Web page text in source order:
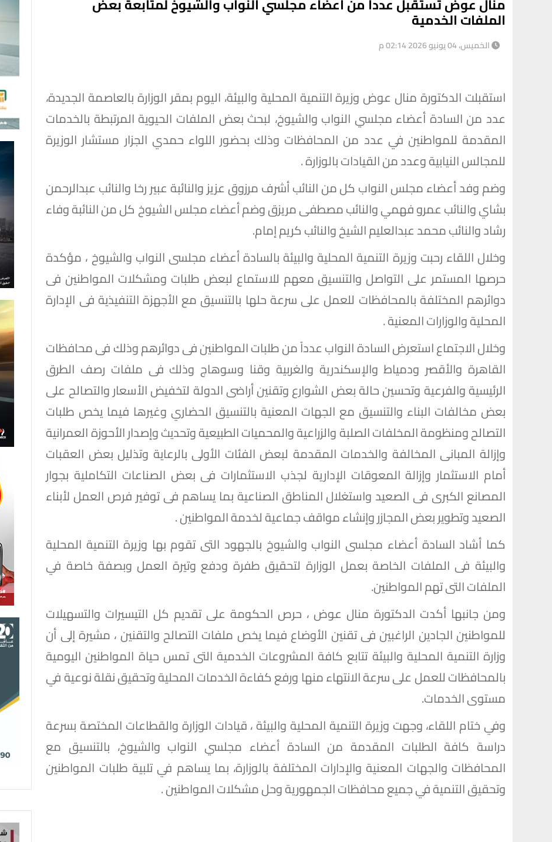
الملفات الخدمية
الخميس، 04 يونيو 2026 02:14 م
استقبلت الدكتورة منال عوض وزيرة التنمية المحلية والبيئة، اليوم بمقر الوزارة بالعاصمة الجديدة،
عدد من السادة أعضاء مجلسي النواب والشيوخ، لبحث بعض الملفات الحيوية المرتبطة بالخدمات
المقدمة للمواطنين في عدد من المحافظات وذلك بحضور اللواء حمدي الجزار مستشار الوزيرة
للمجالس النيابية وعدد من القيادات بالوزارة .
وضم وفد أعضاء مجلس النواب كل من النائب أشرف مرزوق عزيز والنائبة عبير رخا والنائب عبدالرحمن
بشاي والنائب عمرو فهمي والنائب مصطفى مريزق وضم أعضاء مجلس الشيوخ كل من النائبة وفاء
رشاد والنائب محمد عبدالعليم الشيخ والنائب كريم إمام.
وخلال اللقاء رحبت وزيرة التنمية المحلية والبيئة بالسادة أعضاء مجلسى النواب والشيوخ ، مؤكدة
حرصها المستمر على التواصل والتنسيق معهم للاستماع لبعض طلبات ومشكلات المواطنين فى
دوائرهم المختلفة بالمحافظات للعمل على سرعة حلها بالتنسيق مع الأجهزة التنفيذية فى الإدارة
المحلية والوزارات المعنية .
وخلال الاجتماع استعرض السادة النواب عدداً من طلبات المواطنين فى دوائرهم وذلك فى محافظات
القاهرة والأقصر ودمياط والإسكندرية والغربية وقنا وسوهاج وذلك فى ملفات رصف الطرق
الرئيسية والفرعية وتحسين حالة بعض الشوارع وتقنين أراضى الدولة لتخفيض الأسعار والتصالح على
بعض مخالفات البناء والتنسيق مع الجهات المعنية بالتنسيق الحضاري وغيرها فيما يخص طلبات
التصالح ومنظومة المخلفات الصلبة والزراعية والمحميات الطبيعية وتحديث وإصدار الأحوزة العمرانية
وإزالة المبانى المخالفة والخدمات المقدمة لبعض الفئات الأولى بالرعاية وتذليل بعض العقبات
أمام الاستثمار وإزالة المعوقات الإدارية لجذب الاستثمارات فى بعض الصناعات التكاملية بجوار
المصانع الكبرى فى الصعيد واستغلال المناطق الصناعية بما يساهم فى توفير فرص العمل لأبناء
الصعيد وتطوير بعض المجازر وإنشاء مواقف جماعية لخدمة المواطنين .
كما أشاد السادة أعضاء مجلسى النواب والشيوخ بالجهود التى تقوم بها وزيرة التنمية المحلية
والبيئة فى الملفات الخاصة بعمل الوزارة لتحقيق طفرة ودفع وتيرة العمل وبصفة خاصة في
الملفات التى تهم المواطنين.
ومن جانبها أكدت الدكتورة منال عوض ، حرص الحكومة على تقديم كل التيسيرات والتسهيلات
للمواطنين الجادين الراغبين فى تقنين الأوضاع فيما يخص ملفات التصالح والتقنين ، مشيرة إلى أن
وزارة التنمية المحلية والبيئة تتابع كافة المشروعات الخدمية التى تمس حياة المواطنين اليومية
بالمحافظات للعمل على سرعة الانتهاء منها ورفع كفاءة الخدمات المحلية وتحقيق نقلة نوعية في
مستوى الخدمات.
وفي ختام اللقاء، وجهت وزيرة التنمية المحلية والبيئة ، قيادات الوزارة والقطاعات المختصة بسرعة
دراسة كافة الطلبات المقدمة من السادة أعضاء مجلسي النواب والشيوخ، بالتنسيق مع
المحافظات والجهات المعنية والإدارات المختلفة بالوزارة، بما يساهم في تلبية طلبات المواطنين
وتحقيق التنمية في جميع محافظات الجمهورية وحل مشكلات المواطنين .